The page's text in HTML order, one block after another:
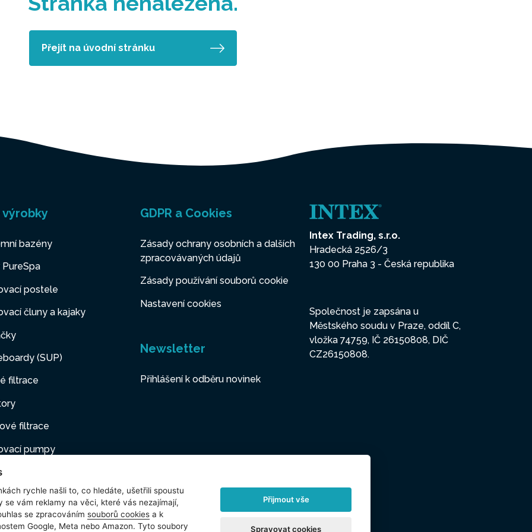
Přejít na úvodní stránku
výrobky
bazény
postele
čluny a kajaky
(SUP)
filtrace
filtrace
pumpy
nábytek
mazlíčci
GDPR a Cookies
Zásady ochrany osobních a dalších
zpracovávaných údajů
Zásady používání souborů cookie
Nastavení cookies
Newsletter
Přihlášení k odběru novinek
Intex Trading, s.r.o.
Hradecká 2526/3
130 00 Praha 3 - Česká republika
Společnost je zapsána u
Městského soudu v Praze, oddíl C,
vložka 74759, IČ 26150808, DIČ
CZ26150808.
rychle našli to, co hledáte, ušetřili spoustu
se vám reklamy na věci, které vás nezajímají,
se zpracováním souborů cookies a k
Google, Meta nebo Amazon. Tyto soubory
Přijmout vše
Spravovat cookies